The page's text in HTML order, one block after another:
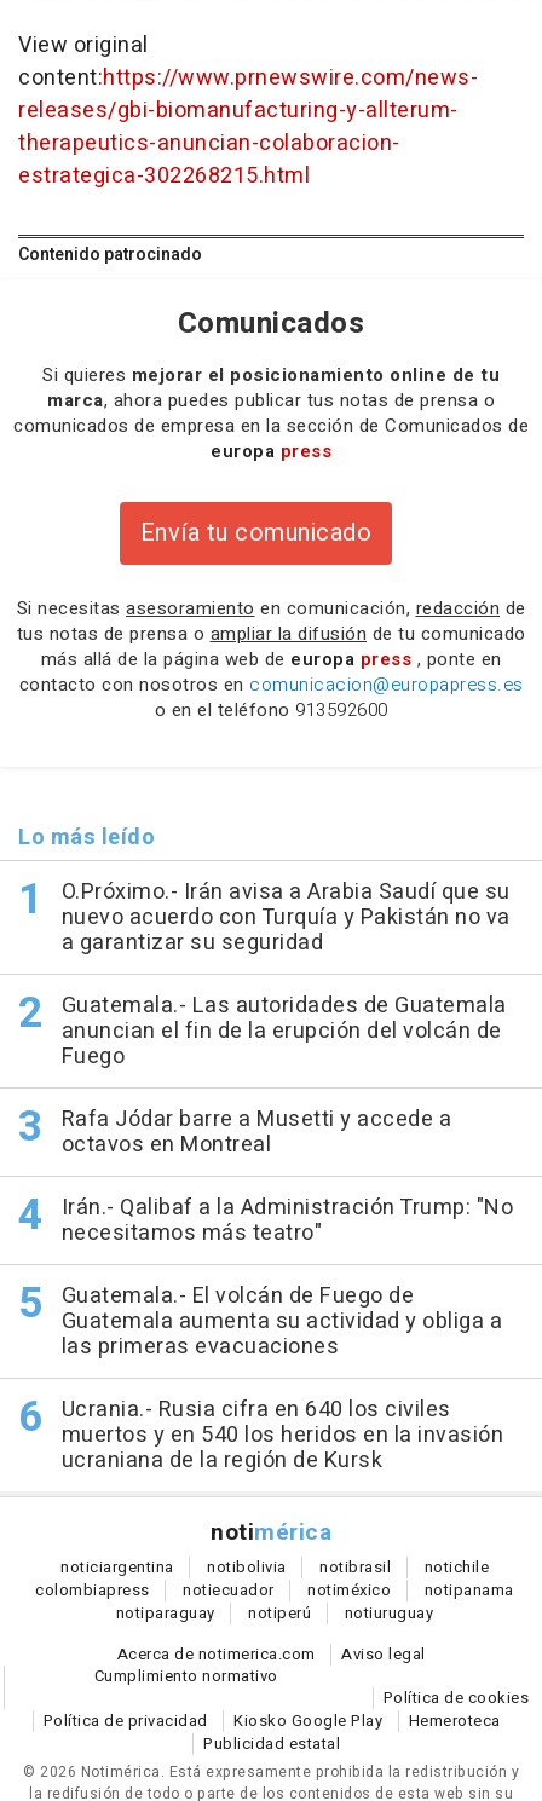
View original
content:https://www.prnewswire.com/news-
releases/gbi-biomanufacturing-y-allterum-
therapeutics-anuncian-colaboracion-
estrategica-302268215.html
Contenido patrocinado
Comunicados
Si quieres mejorar el posicionamiento online de tu
marca, ahora puedes publicar tus notas de prensa o
comunicados de empresa en la sección de Comunicados de
europa press
Envía tu comunicado
Si necesitas asesoramiento en comunicación, redacción de
tus notas de prensa o ampliar la difusión de tu comunicado
más allá de la página web de europa press , ponte en
contacto con nosotros en comunicacion@europapress.es
o en el teléfono 913592600
Lo más leído
O.Próximo.- Irán avisa a Arabia Saudí que su
nuevo acuerdo con Turquía y Pakistán no va
a garantizar su seguridad
Guatemala.- Las autoridades de Guatemala
anuncian el fin de la erupción del volcán de
Fuego
Rafa Jódar barre a Musetti y accede a
octavos en Montreal
Irán.- Qalibaf a la Administración Trump: "No
necesitamos más teatro"
Guatemala.- El volcán de Fuego de
Guatemala aumenta su actividad y obliga a
las primeras evacuaciones
Ucrania.- Rusia cifra en 640 los civiles
muertos y en 540 los heridos en la invasión
ucraniana de la región de Kursk
notimérica
noticiargentina notibolivia notibrasil notichile
colombiapress notiecuador notiméxico notipanama
notiparaguay notiperú notiuruguay
Acerca de notimerica.com
Aviso legal
Cumplimiento normativo
Política de cookies
Política de privacidad
Kiosko Google Play
Hemeroteca
Publicidad estatal
© 2026 Notimérica. Está expresamente prohibida la redistribución y
la redifusión de todo o parte de los contenidos de esta web sin su